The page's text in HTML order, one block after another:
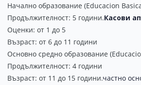
Начално образование (Educacion
Продължителност: 5 години.Касови
Оценки: от 1 до 5
Възраст: от 6 до 11 години
Основно средно образование
Продължителност: 4 години
Възраст: от 11 до 15 години.частно